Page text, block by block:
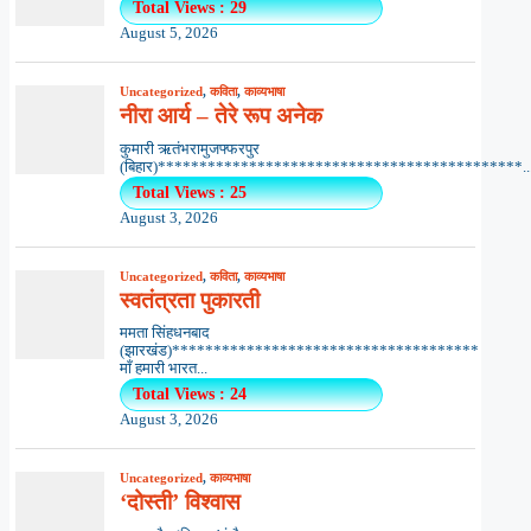
Total Views : 29
August 5, 2026
Uncategorized,कविता,काव्यभाषा
नीरा आर्य – तेरे रूप अनेक
कुमारी ऋतंभरामुजफ्फरपुर
Total Views : 25
August 3, 2026
Uncategorized,कविता,काव्यभाषा
स्वतंत्रता पुकारती
ममता सिंहधनबाद
(झारखंड)*************************************
माँ हमारी भारत...
Total Views : 24
August 3, 2026
Uncategorized,काव्यभाषा
‘दोस्ती’ विश्वास